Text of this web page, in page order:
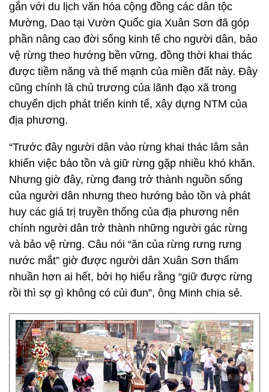
gắn với du lịch văn hóa cộng đồng các dân tộc
Mường, Dao tại Vườn Quốc gia Xuân Sơn đã góp
phần nâng cao đời sống kinh tế cho người dân, bảo
vệ rừng theo hướng bền vững, đồng thời khai thác
được tiềm năng và thế mạnh của miền đất này. Đây
cũng chính là chủ trương của lãnh đạo xã trong
chuyển dịch phát triển kinh tế, xây dựng NTM của
địa phương.
“Trước đây người dân vào rừng khai thác lâm sản
khiến việc bảo tồn và giữ rừng gặp nhiều khó khăn.
Nhưng giờ đây, rừng đang trở thành nguồn sống
của người dân nhưng theo hướng bảo tồn và phát
huy các giá trị truyền thống của địa phương nên
chính người dân trở thành những người gác rừng
và bảo vệ rừng. Câu nói “ăn của rừng rưng rưng
nước mắt” giờ được người dân Xuân Sơn thấm
nhuần hơn ai hết, bởi họ hiểu rằng “giữ được rừng
rồi thì sợ gì không có củi đun”, ông Minh chia sẻ.